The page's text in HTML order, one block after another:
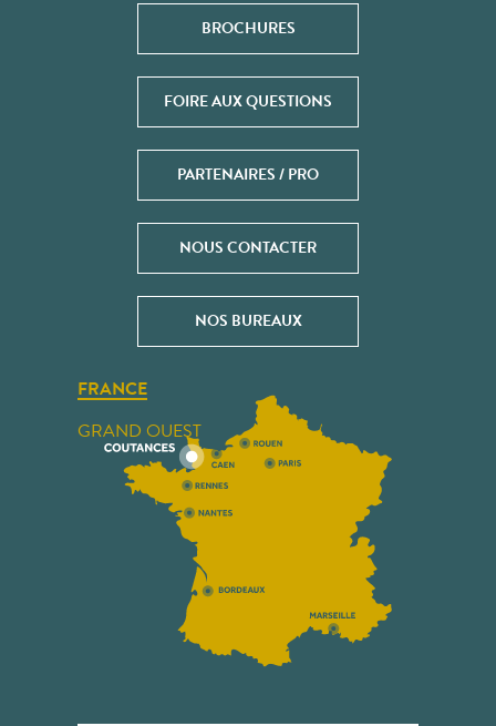
BROCHURES
FOIRE AUX QUESTIONS
PARTENAIRES / PRO
NOUS CONTACTER
NOS BUREAUX
FRANCE
GRAND OUEST